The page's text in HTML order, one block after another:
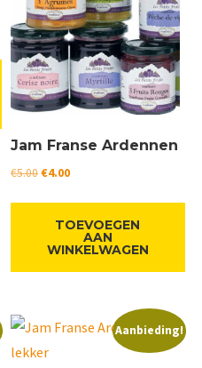
Jam Franse Ardennen
€5.00Oorspronkelijke
€4.00Huidige
€4.00.
TOEVOEGEN
AAN
WINKELWAGEN
Aanbieding!